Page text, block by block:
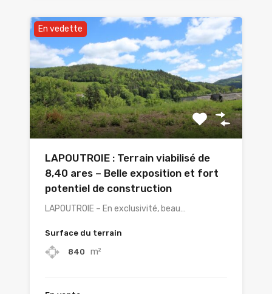
En vedette
LAPOUTROIE : Terrain viabilisé de
8,40 ares – Belle exposition et fort
potentiel de construction
LAPOUTROIE – En exclusivité, beau…
Surface du terrain
840 m²